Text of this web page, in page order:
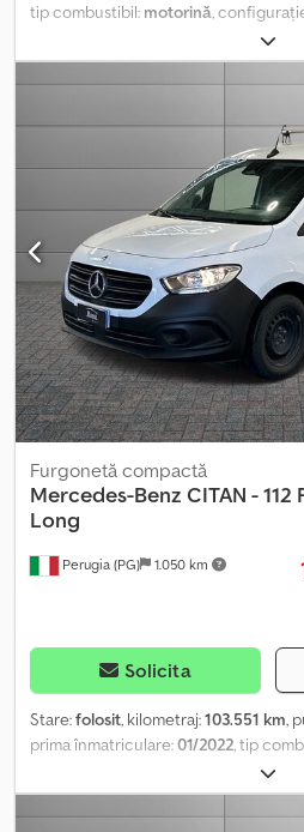
tip combustibil: motorină,
, clasă de emisii:
număr de locuri:3, Dotări:aer
Informațiile prezentate nu
Perugia (PG) 1.050 km
Furgonetă compactă
Mercedes-Benz CITAN -
Long
Solicita
Stare:folosit, kilometraj:103.551 km,
prima înmatriculare:01/2022 , tip
,
de angrenaj:mecanic, clasă de emisii:
număr de locuri:2, Dotări:aer